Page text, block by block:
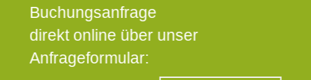
Buchungsanfrage
direkt online über unser
Anfrageformular: